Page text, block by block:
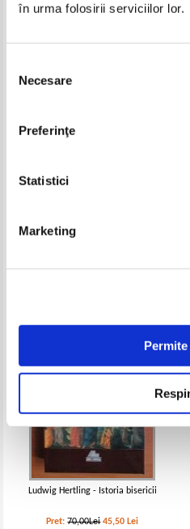
în urma folosirii serviciilor lor.
consimțământului
Necesare
Preferinţe
Statistici
Marketing
-30%
pravilioara. Privegheati si va
Adaugă în coș
Ludwig Hertling - Istoria bisericii
Pret:70,00Lei 45,50 Lei